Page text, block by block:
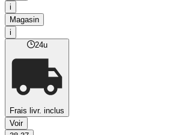
i
Magasin
i
24u
Frais livr. inclus
Voir